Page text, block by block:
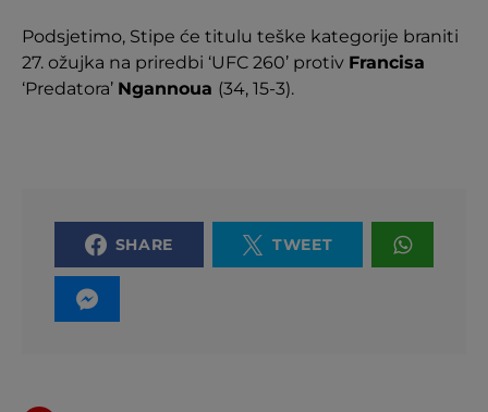
Podsjetimo, Stipe će titulu teške kategorije braniti
27. ožujka na priredbi ‘UFC 260’ protiv Francisa
‘Predatora’ Ngannoua (34, 15-3).
SHARE TWEET